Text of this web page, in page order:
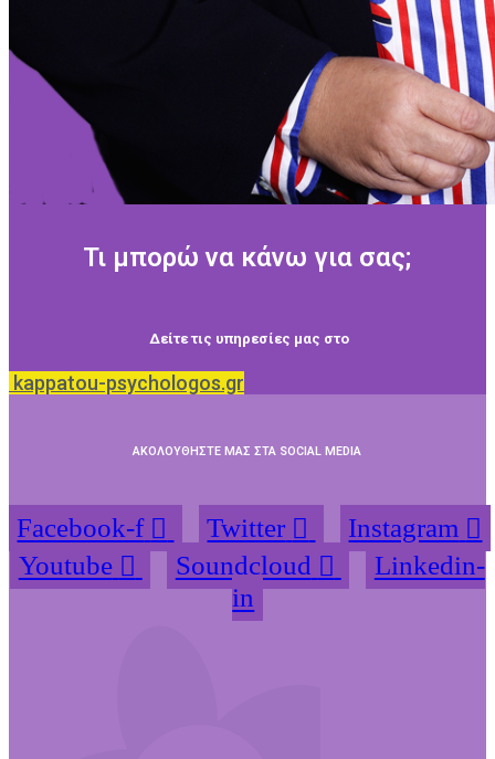
Τι μπορώ να κάνω για σας;
Δείτε τις υπηρεσίες μας στο
kappatou-psychologos.gr
ΑΚΟΛΟΥΘΗΣΤΕ ΜΑΣ ΣΤΑ SOCIAL MEDIA
Facebook-f Twitter
Instagram
Youtube
Soundcloud
Linkedin-
in